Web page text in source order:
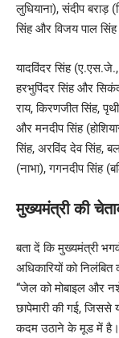
लुधियाना), संदीप
सिंह और विजय पाल
यादविंदर सिंह
हरभुपिंदर सिंह और
राय, किरणजीत सिंह,
और मनदीप सिंह
सिंह, अरविंद देव सिंह,
(नाभा), गगनदीप सिंह
मुख्यमंत्री की
बता दें कि मुख्यमंत्री
अधिकारियों को
“जेल को मोबाइल और
छापेमारी की गई,
कदम उठाने के मूड में है।